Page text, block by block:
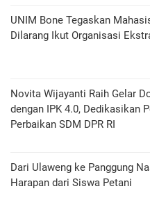
UNIM Bone Tegaskan
Dilarang Ikut Organisasi
Novita Wijayanti Raih Gelar
dengan IPK 4.0, Dedikasikan
Perbaikan SDM DPR RI
Dari Ulaweng ke Panggung
Harapan dari Siswa Petani